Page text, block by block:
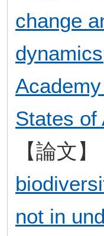
change
States of
【論文】
not in